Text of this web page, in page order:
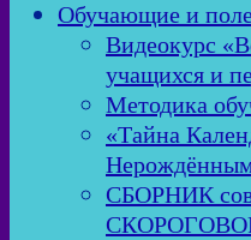
Обучающие и
Видеокурс
учащихся и
Методика
«Тайна
СБОРНИК